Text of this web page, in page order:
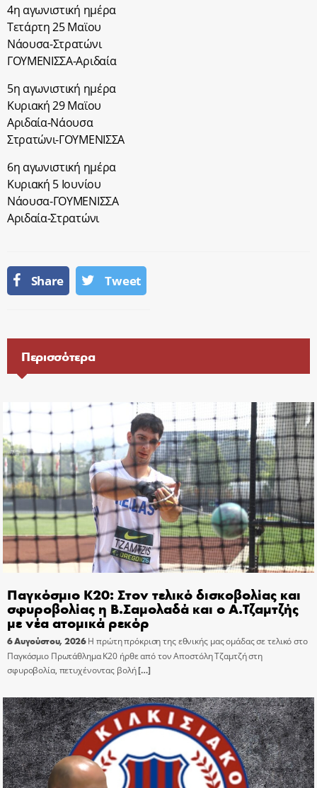
4η αγωνιστική ημέρα
Τετάρτη 25 Μαϊου
Νάουσα-Στρατώνι
ΓΟΥΜΕΝΙΣΣΑ-Αριδαία
5η αγωνιστική ημέρα
Κυριακή 29 Μαϊου
Αριδαία-Νάουσα
Στρατώνι-ΓΟΥΜΕΝΙΣΣΑ
6η αγωνιστική ημέρα
Κυριακή 5 Ιουνίου
Νάουσα-ΓΟΥΜΕΝΙΣΣΑ
Αριδαία-Στρατώνι
Share Tweet
Περισσότερα
Παγκόσμιο Κ20: Στον τελικό δισκοβολίας και
σφυροβολίας η Β.Σαμολαδά και ο Α.Τζαμτζής
με νέα ατομικά ρεκόρ
6 Αυγούστου, 2026 Η πρώτη πρόκριση της εθνικής μας ομάδας σε τελικό στο
Παγκόσμιο Πρωτάθλημα Κ20 ήρθε από τον Αποστόλη Τζαμτζή στη
σφυροβολία, πετυχένοντας βολή[…]